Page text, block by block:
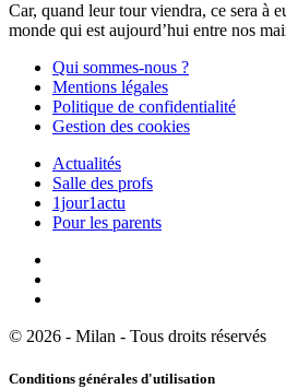
Car, quand leur tour viendra, ce sera à
monde qui est aujourd’hui entre nos
Qui sommes-nous ?
Mentions légales
Politique de confidentialité
Gestion des cookies
Actualités
Salle des profs
1jour1actu
Pour les parents
© 2026 - Milan - Tous droits réservés
Conditions générales d'utilisation